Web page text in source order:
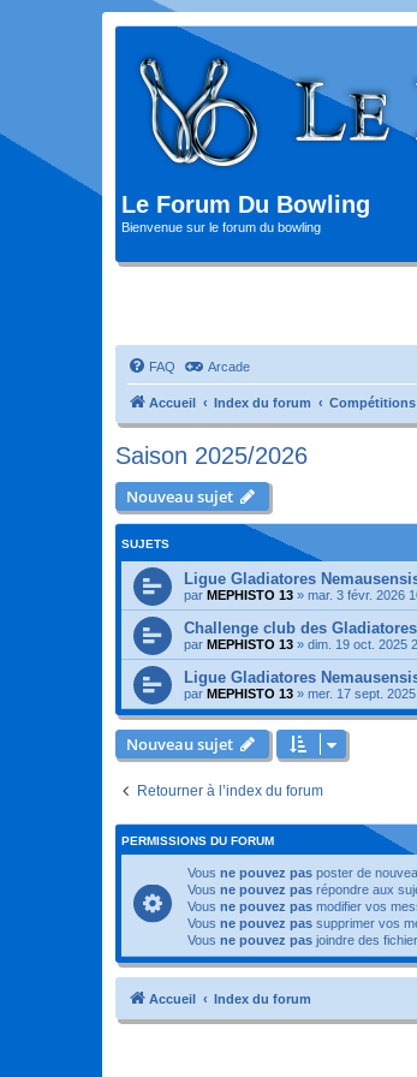
Le Forum Du Bowling
Bienvenue sur le forum du bowling
FAQ Arcade
Accueil Index du forum Compétitions
Saison 2025/2026
Nouveau sujet
SUJETS
Ligue Gladiatores
par MEPHISTO 13 » mar. 3 févr. 2026
Challenge club des Gladiatores
par MEPHISTO 13 » dim. 19 oct. 2025
Ligue Gladiatores
par MEPHISTO 13 » mer. 17 sept.
Nouveau sujet
Retourner à l’index du forum
PERMISSIONS DU FORUM
Vous ne pouvez pas poster de
Vous ne pouvez pas répondre aux
Vous ne pouvez pas modifier vos
Vous ne pouvez pas supprimer vos
Vous ne pouvez pas joindre des
Accueil Index du forum